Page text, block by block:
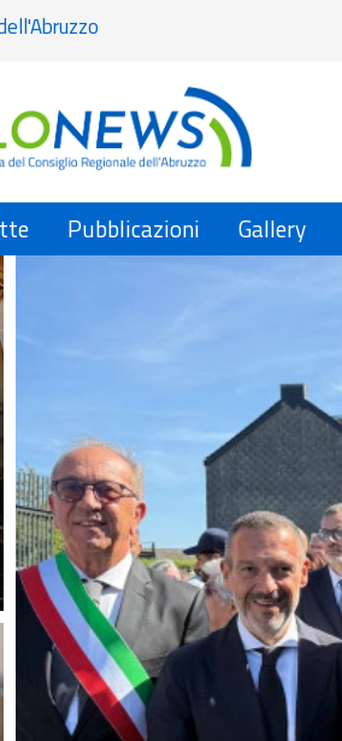
Pubblicazioni Gallery